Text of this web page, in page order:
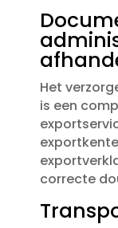
Het
is een
correcte